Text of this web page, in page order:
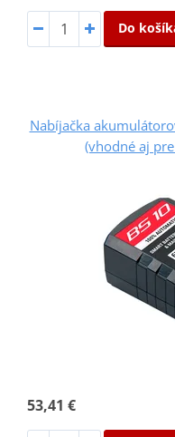
Do
Nabíjačka
(vhodné aj
53,41 €